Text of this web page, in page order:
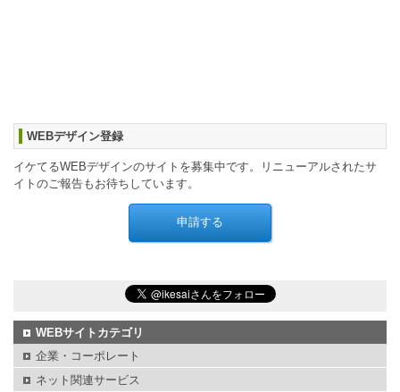
WEBデザイン登録
イケてるWEBデザインのサイトを募集中です。リニューアルされたサ
イトのご報告もお待ちしています。
WEBサイトカテゴリ
企業・コーポレート
ネット関連サービス